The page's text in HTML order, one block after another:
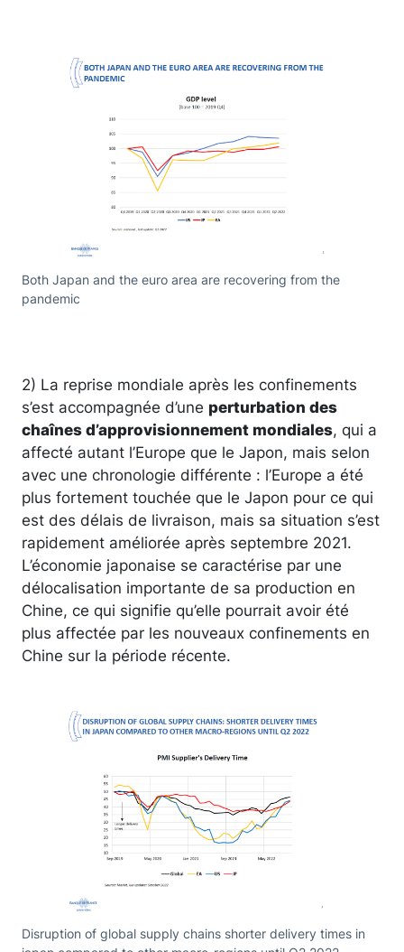
Both Japan and the euro area are recovering from the
pandemic
2) La reprise mondiale après les confinements
s’est accompagnée d’une perturbation des
chaînes d’approvisionnement mondiales, qui a
affecté autant l’Europe que le Japon, mais selon
avec une chronologie différente : l’Europe a été
plus fortement touchée que le Japon pour ce qui
est des délais de livraison, mais sa situation s’est
rapidement améliorée après septembre 2021.
L’économie japonaise se caractérise par une
délocalisation importante de sa production en
Chine, ce qui signifie qu’elle pourrait avoir été
plus affectée par les nouveaux confinements en
Chine sur la période récente.
Disruption of global supply chains shorter delivery times in